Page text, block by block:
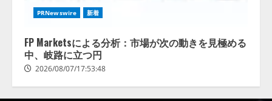
PRNewswire 新着
FP Marketsによる分析：市場が次の動きを見極める
中、岐路に立つ円
2026/08/07/17:53:48